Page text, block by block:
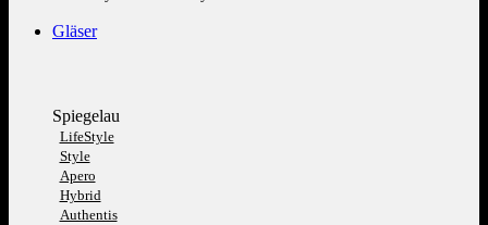
Gläser
Spiegelau
LifeStyle
Style
Apero
Hybrid
Authentis